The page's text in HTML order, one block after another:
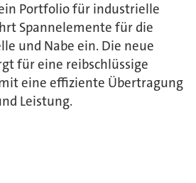
Portfolio für industrielle
Spannelemente für die
und Nabe ein. Die neue
für eine reibschlüssige
eine effiziente Übertragung
Leistung.